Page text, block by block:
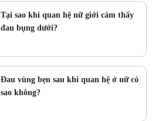
Tại sao khi quan hệ nữ giới cảm thấy
đau bụng dưới?
Đau vùng bẹn sau khi quan hệ ở nữ có
sao không?